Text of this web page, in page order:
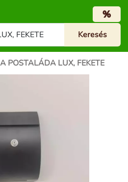
%
POSTALÁDA LUX, FEKETE